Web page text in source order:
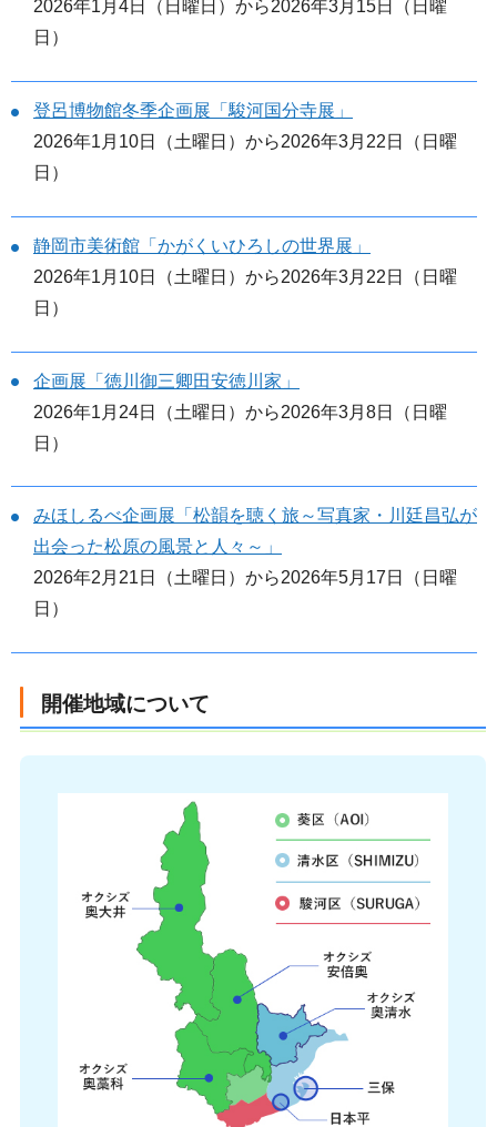
2026年1月4日（日曜日）から2026年3月15日（日曜
日）
登呂博物館冬季企画展「駿河国分寺展」
2026年1月10日（土曜日）から2026年3月22日（日曜
日）
静岡市美術館「かがくいひろしの世界展」
2026年1月10日（土曜日）から2026年3月22日（日曜
日）
企画展「徳川御三卿田安徳川家」
2026年1月24日（土曜日）から2026年3月8日（日曜
日）
みほしるべ企画展「松韻を聴く旅～写真家・川廷昌弘が
出会った松原の風景と人々～」
2026年2月21日（土曜日）から2026年5月17日（日曜
日）
開催地域について